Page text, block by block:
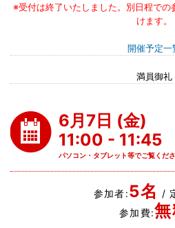
※受付は終了いたしました。別日程で
けます。
開催予定一
満員御礼
6月7日 (金)
11:00 - 11:45
パソコン・タブレット等でご覧くだ
参加者:5名
/
参加費: